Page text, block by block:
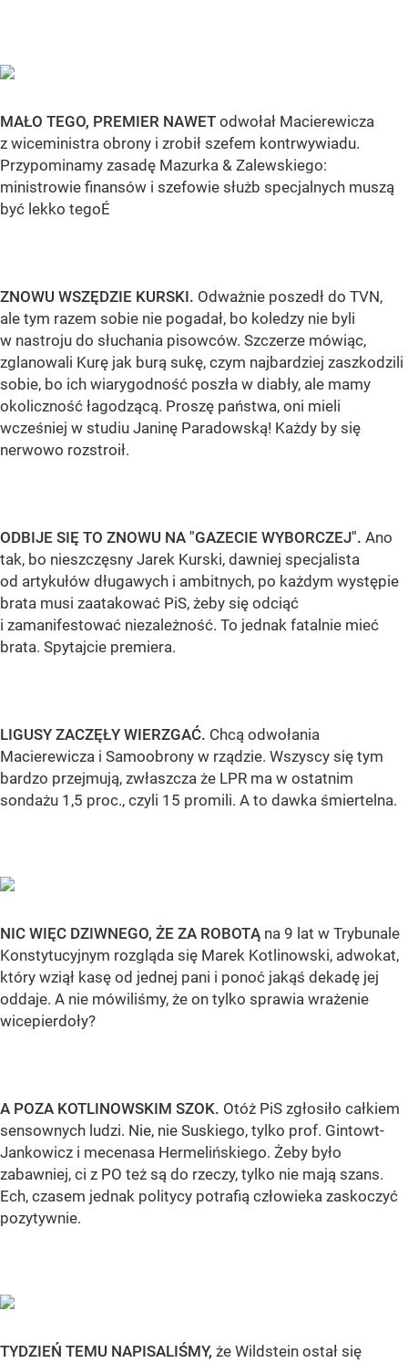
MAŁO TEGO, PREMIER NAWET odwołał Macierewicza
z wiceministra obrony i zrobił szefem kontrwywiadu.
Przypominamy zasadę Mazurka & Zalewskiego:
ministrowie finansów i szefowie służb specjalnych muszą
być lekko tegoÉ
ZNOWU WSZĘDZIE KURSKI. Odważnie poszedł do TVN,
ale tym razem sobie nie pogadał, bo koledzy nie byli
w nastroju do słuchania pisowców. Szczerze mówiąc,
zglanowali Kurę jak burą sukę, czym najbardziej zaszkodzili
sobie, bo ich wiarygodność poszła w diabły, ale mamy
okoliczność łagodzącą. Proszę państwa, oni mieli
wcześniej w studiu Janinę Paradowską! Każdy by się
nerwowo rozstroił.
ODBIJE SIĘ TO ZNOWU NA "GAZECIE WYBORCZEJ". Ano
tak, bo nieszczęsny Jarek Kurski, dawniej specjalista
od artykułów długawych i ambitnych, po każdym występie
brata musi zaatakować PiS, żeby się odciąć
i zamanifestować niezależność. To jednak fatalnie mieć
brata. Spytajcie premiera.
LIGUSY ZACZĘŁY WIERZGAĆ. Chcą odwołania
Macierewicza i Samoobrony w rządzie. Wszyscy się tym
bardzo przejmują, zwłaszcza że LPR ma w ostatnim
sondażu 1,5 proc., czyli 15 promili. A to dawka śmiertelna.
NIC WIĘC DZIWNEGO, ŻE ZA ROBOTĄ na 9 lat w Trybunale
Konstytucyjnym rozgląda się Marek Kotlinowski, adwokat,
który wziął kasę od jednej pani i ponoć jakąś dekadę jej
oddaje. A nie mówiliśmy, że on tylko sprawia wrażenie
wicepierdoły?
A POZA KOTLINOWSKIM SZOK. Otóż PiS zgłosiło całkiem
sensownych ludzi. Nie, nie Suskiego, tylko prof. Gintowt-
Jankowicz i mecenasa Hermelińskiego. Żeby było
zabawniej, ci z PO też są do rzeczy, tylko nie mają szans.
Ech, czasem jednak politycy potrafią człowieka zaskoczyć
pozytywnie.
TYDZIEŃ TEMU NAPISALIŚMY, że Wildstein ostał się